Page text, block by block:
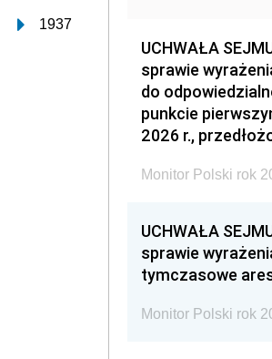
1937
UCHWAŁA
sprawie
do
punkcie
2026 r.,
Monitor Polski rok
UCHWAŁA
sprawie
tymczasowe
Monitor Polski rok